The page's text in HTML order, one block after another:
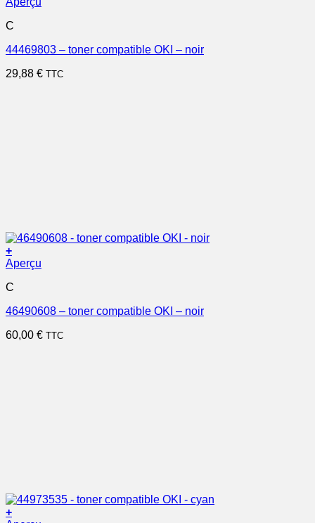
C
44469803 – toner compatible OKI – noir
29,88 € TTC
+
Aperçu
C
46490608 – toner compatible OKI – noir
60,00 € TTC
+